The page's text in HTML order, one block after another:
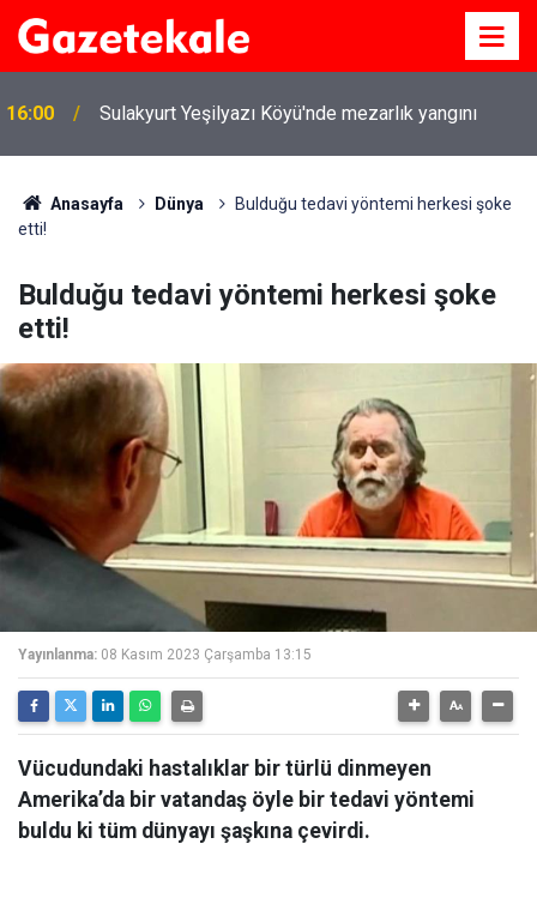
16:00 Sulakyurt Yeşilyazı Köyü'nde mezarlık yangını
Anasayfa Dünya
Bulduğu tedavi yöntemi herkesi şoke
etti!
Bulduğu tedavi yöntemi herkesi şoke
etti!
Yayınlanma: 08 Kasım 2023 Çarşamba 13:15
Vücudundaki hastalıklar bir türlü dinmeyen
Amerika’da bir vatandaş öyle bir tedavi yöntemi
buldu ki tüm dünyayı şaşkına çevirdi.